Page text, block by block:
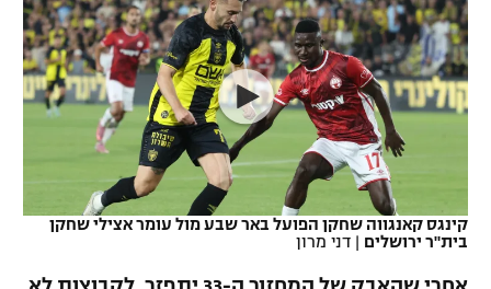
VOD
רץ ברשת
תוצאות
נבחרת ישראל
מכבי חיפה
בית"ר ירושלים
מכבי תל אביב
הפועל תל אביב
ליגה ספרדית
ליגה איטלקית
ליגה צרפתית
ליגה הולנדית
כדורסל נשים
מכבי תל אביב
הפועל חולון
הפועל ירושלים
דני אבדיה
יורוליג
יורוקאפ
טניס
כדוריד
שחייה
קינגס קאנגווה שחקן הפועל באר שבע מול עומר אצילי שחקן
בית"ר ירושלים | דני מרון